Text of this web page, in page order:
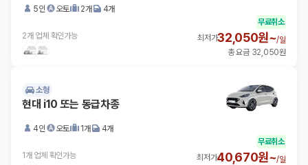
5인 오토 2개 4개
2개 업체 확인가능
무료취소
최저가32,050원~/일
총 요금 32,050원
소형
현대 i10 또는 동급차종
4인 오토 1개 4개
1개 업체 확인가능
무료취소
최저가40,670원~/일